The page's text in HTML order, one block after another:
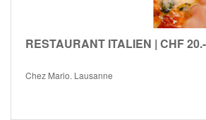
RESTAURANT ITALIEN | CHF
Chez Mario, Lausanne